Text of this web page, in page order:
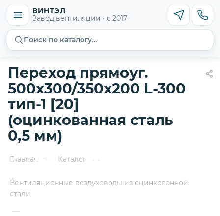
ВИНТЭЛ
Завод вентиляции · с 2017
Поиск по каталогу…
Переход прямоуг.
500х300/350х200 L-300
тип-1 [20]
(оцинкованная сталь
0,5 мм)
Главная — Каталог —
Вентиляционные воздуховоды из оцинкованной
стали
—